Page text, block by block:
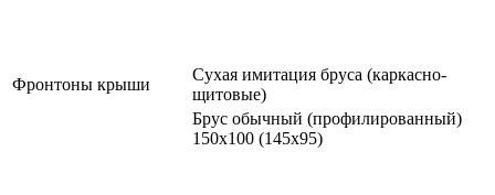
Фронтоны крыши
Сухая имитация бруса (каркасно-
щитовые)
Брус обычный (профилированный)
150х100 (145х95)